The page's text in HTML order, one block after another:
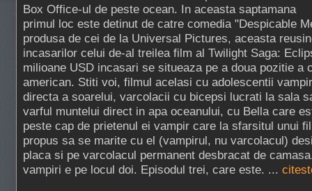
Box Office-ul de peste ocean. In aceasta saptamana
primul loc este detinut de catre comedia "Despicable
produsa de cei de la Universal Pictures, aceasta
incasarilor celui de-al treilea film al Twilight Saga:
milioane USD incasari se situeaza pe a doua pozitie a
american. Stiti voi, filmul acelasi cu adolescentii
directa a soarelui, varcolacii cu bicepsi lucrati la sala
varful muntelui direct in apa oceanului, cu Bella care
peste cap de prietenul ei vampir care la sfarsitul unui
propus sa se marite cu el (vampirul, nu varcolacul)
placa si pe varcolacul permanent desbracat de
vampiri e pe locul doi. Episodul trei, care este. ...